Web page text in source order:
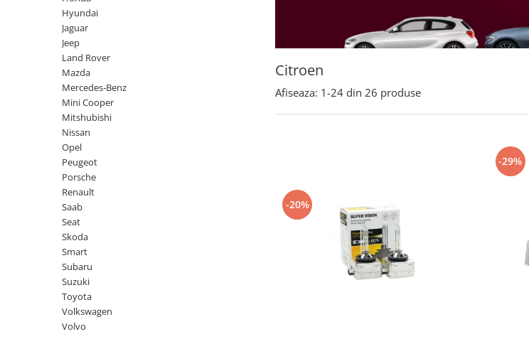
Mercedes-Benz
Mini Cooper
Mitshubishi
Manson schimbator viteze
Alte accesorii
Ornamente
Piese exterior
Senzori parcare dedicati
Grile aerisire
Camere mers inapoi
Capace oglinzi
Tuning auto
Kituri reparatie
Dopuri anulare clapete admisie
Citroen
Hyundai
Jaguar
Jeep
Land Rover
Mazda
Mercedes-Benz
Mini Cooper
Mitshubishi
Nissan
Opel
Peugeot
Porsche
Renault
Saab
Seat
Skoda
Smart
Subaru
Suzuki
Toyota
Volkswagen
Volvo
Afiseaza: 1-24 din 26 produse
-20%
-29%